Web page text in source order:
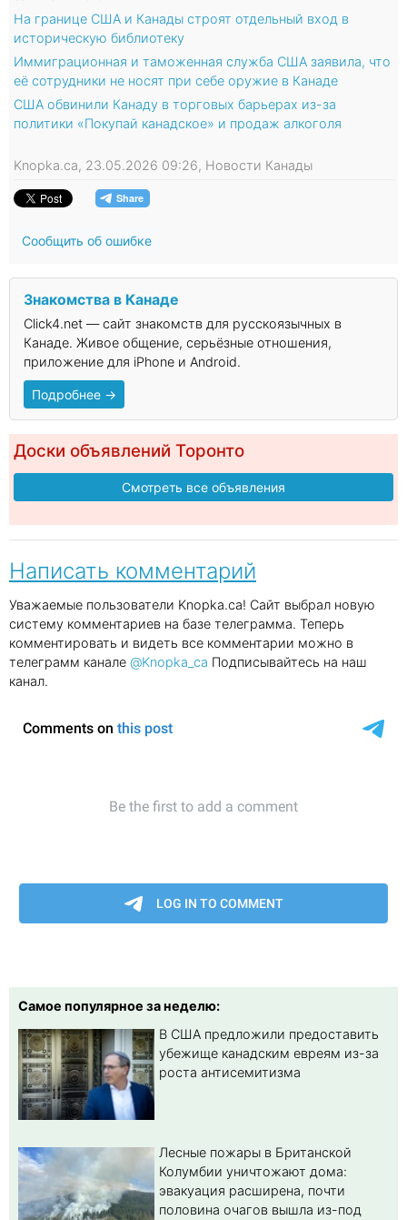
На границе США и Канады строят отдельный вход в
историческую библиотеку
Иммиграционная и таможенная служба США заявила, что
её сотрудники не носят при себе оружие в Канаде
США обвинили Канаду в торговых барьерах из-за
политики «Покупай канадское» и продаж алкоголя
Knopka.ca, 23.05.2026 09:26, Новости Канады
Сообщить об ошибке
Знакомства в Канаде
Click4.net — сайт знакомств для русскоязычных в
Канаде. Живое общение, серьёзные отношения,
приложение для iPhone и Android.
Подробнее →
Доски объявлений Торонто
Смотреть все объявления
Написать комментарий
Уважаемые пользователи Knopka.ca! Сайт выбрал новую
систему комментариев на базе телеграмма. Теперь
комментировать и видеть все комментарии можно в
телеграмм канале @Knopka_ca Подписывайтесь на наш
канал.
Самое популярное за неделю:
В США предложили предоставить
убежище канадским евреям из-за
роста антисемитизма
Лесные пожары в Британской
Колумбии уничтожают дома:
эвакуация расширена, почти
половина очагов вышла из-под